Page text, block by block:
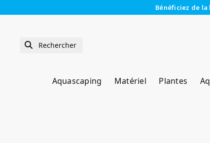
Bénéficiez de la
Aquascaping Matériel Plantes